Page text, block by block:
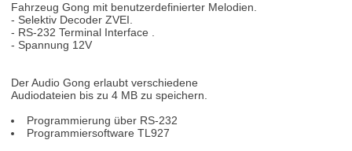
Fahrzeug Gong mit benutzerdefinierter Melodien.
- Selektiv Decoder ZVEI.
- RS-232 Terminal Interface .
- Spannung 12V
Der Audio Gong erlaubt verschiedene
Audiodateien bis zu 4 MB zu speichern.
Programmierung über RS-232
Programmiersoftware TL927